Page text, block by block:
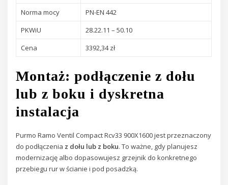
Norma mocy
PN-EN 442
PKWiU
28.22.11 – 50.10
Cena
3392,34 zł
Montaż: podłączenie z dołu
lub z boku i dyskretna
instalacja
Purmo Ramo Ventil Compact Rcv33 900X1600 jest przeznaczony
do podłączenia z dołu lub z boku. To ważne, gdy planujesz
modernizację albo dopasowujesz grzejnik do konkretnego
przebiegu rur w ścianie i pod posadzką.